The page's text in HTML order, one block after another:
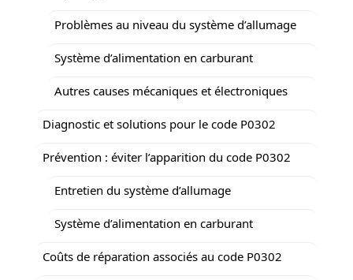
Problèmes au niveau du système d’allumage
Système d’alimentation en carburant
Autres causes mécaniques et électroniques
Diagnostic et solutions pour le code P0302
Prévention : éviter l’apparition du code P0302
Entretien du système d’allumage
Système d’alimentation en carburant
Coûts de réparation associés au code P0302